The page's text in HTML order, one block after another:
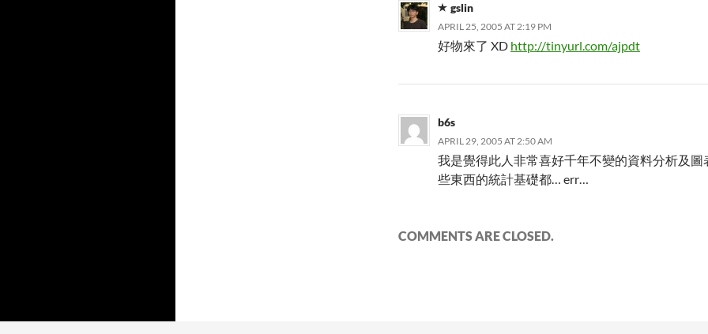
gslin
APRIL 25, 2005 AT 2:19 PM
好物來了 XD http://tinyurl.com/ajpdt
b6s
APRIL 29, 2005 AT 2:50 AM
我是覺得此人非常喜好千年不變的資料分析及圖
些東西的統計基礎都… err…
COMMENTS ARE CLOSED.